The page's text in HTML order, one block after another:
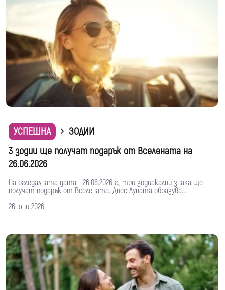
УСПЕШНА
ЗОДИИ
3 зодии ще получат подарък от Вселената на
26.06.2026
На огледалната дата - 26.06.2026 г., три зодиакални знака ще
получат подарък от Вселената. Днес Луната образува...
26 юни 2026